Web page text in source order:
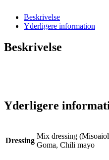
Beskrivelse
Yderligere information
Beskrivelse
Yderligere
Dressing
Mix dressing
Goma, Chili mayo